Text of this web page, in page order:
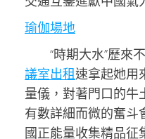
瑜伽場地
“時期大水”歷來
議室出租速拿起她用
量儀，對著門口的牛
有數詳細而微的奮斗
國正能量收集精品征